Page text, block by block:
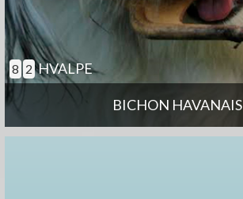
BICHON HAVANAIS
8 2 HVALPE